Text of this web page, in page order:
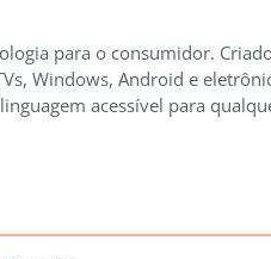
para o consumidor.
Windows, Android e
acessível para